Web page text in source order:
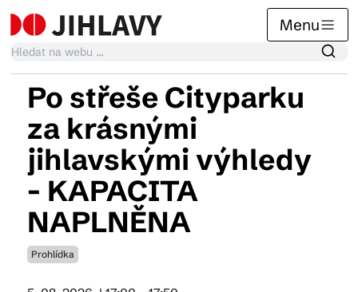
Menu
Kalendář akcí
Tradiční akce
Články
Po střeše Cityparku
za krásnými
jihlavskými výhledy
- KAPACITA
NAPLNĚNA
Prohlídka